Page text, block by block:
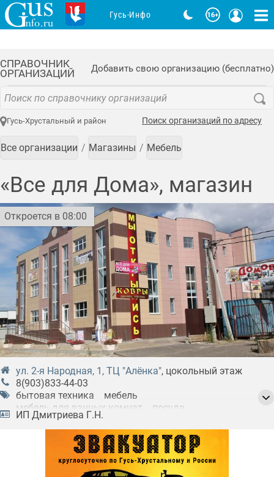
СПРАВОЧНИК
ОРГАНИЗАЦИЙ
Добавить свою организацию (бесплатно)
Гусь-Хрустальный и район Поиск организаций по адресу
Все организации Магазины Мебель
«Все для Дома», магазин
Откроется в 08:00
ул. 2-я Народная, 1, ТЦ "Алёнка", цокольный этаж
8(903)833-44-03
бытовая техника
мебель
мебель для ванных комнат
посуда
садовый инвентарь
хозяйственные товары
ИП Дмитриева Г.Н.
Гусь-Инфо